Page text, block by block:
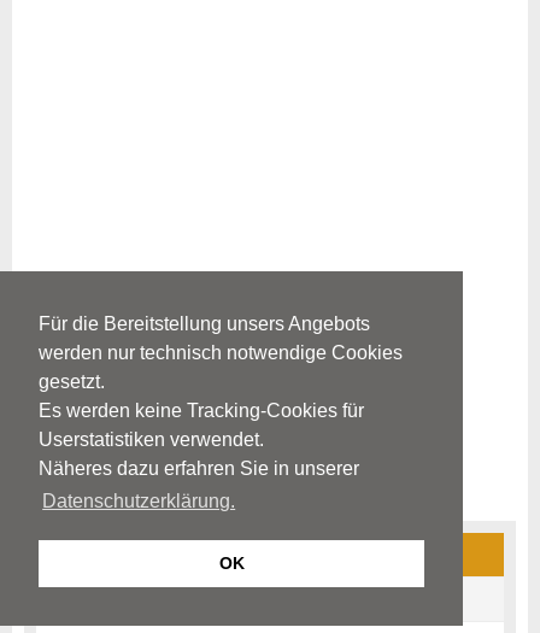
Für die Bereitstellung unsers Angebots
werden nur technisch notwendige Cookies
gesetzt.
Es werden keine Tracking-Cookies für
Userstatistiken verwendet.
Näheres dazu erfahren Sie in unserer
Datenschutzerklärung.
OK
Cluster-Kopfschmerzen